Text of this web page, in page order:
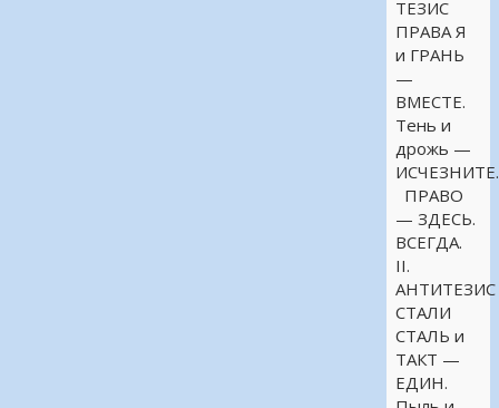
ТЕЗИС
ПРАВА Я
и ГРАНЬ
—
ВМЕСТЕ.
Тень и
дрожь —
ИСЧЕЗНИТЕ.
ПРАВО
— ЗДЕСЬ.
ВСЕГДА.
II.
АНТИТЕЗИС
СТАЛИ
СТАЛЬ и
ТАКТ —
ЕДИН.